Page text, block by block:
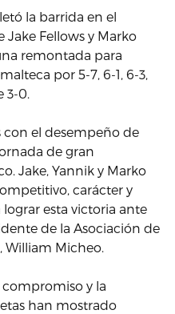
la barrida en el
Fellows y Marko
remontada para
por 5-7, 6-1, 6-3,
3-0.
con el desempeño de
de gran
Jake, Yannik y Marko
carácter y
esta victoria ante
de la Asociación de
William Micheo.
compromiso y la
han mostrado